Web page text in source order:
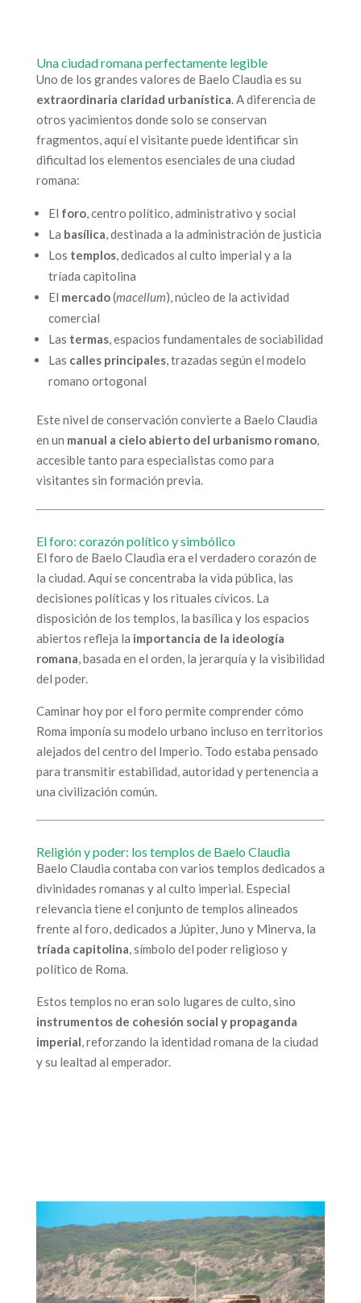
Una ciudad romana perfectamente legible
Uno de los grandes valores de Baelo Claudia es su
extraordinaria claridad urbanística. A diferencia de
otros yacimientos donde solo se conservan
fragmentos, aquí el visitante puede identificar sin
dificultad los elementos esenciales de una ciudad
romana:
El foro, centro político, administrativo y social
La basílica, destinada a la administración de justicia
Los templos, dedicados al culto imperial y a la
tríada capitolina
El mercado(macellum), núcleo de la actividad
comercial
Las termas, espacios fundamentales de sociabilidad
Las calles principales, trazadas según el modelo
romano ortogonal
Este nivel de conservación convierte a Baelo Claudia
en un manual a cielo abierto del urbanismo romano,
accesible tanto para especialistas como para
visitantes sin formación previa.
El foro: corazón político y simbólico
El foro de Baelo Claudia era el verdadero corazón de
la ciudad. Aquí se concentraba la vida pública, las
decisiones políticas y los rituales cívicos. La
disposición de los templos, la basílica y los espacios
abiertos refleja la importancia de la ideología
romana , basada en el orden, la jerarquía y la visibilidad
del poder.
Caminar hoy por el foro permite comprender cómo
Roma imponía su modelo urbano incluso en territorios
alejados del centro del Imperio. Todo estaba pensado
para transmitir estabilidad, autoridad y pertenencia a
una civilización común.
Religión y poder: los templos de Baelo Claudia
Baelo Claudia contaba con varios templos dedicados a
divinidades romanas y al culto imperial. Especial
relevancia tiene el conjunto de templos alineados
frente al foro, dedicados a Júpiter, Juno y Minerva, la
tríada capitolina, símbolo del poder religioso y
político de Roma.
Estos templos no eran solo lugares de culto, sino
instrumentos de cohesión social y propaganda
imperial, reforzando la identidad romana de la ciudad
y su lealtad al emperador.